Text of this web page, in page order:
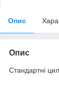
Опис
Опис
Стандартні